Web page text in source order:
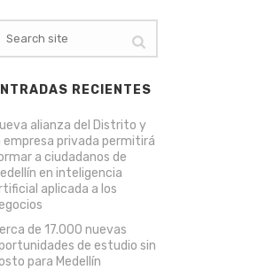
RECIENTES
alianza del Distrito y
empresa privada permitirá
a ciudadanos de
en inteligencia
aplicada a los
de 17.000 nuevas
de estudio sin
para Medellín